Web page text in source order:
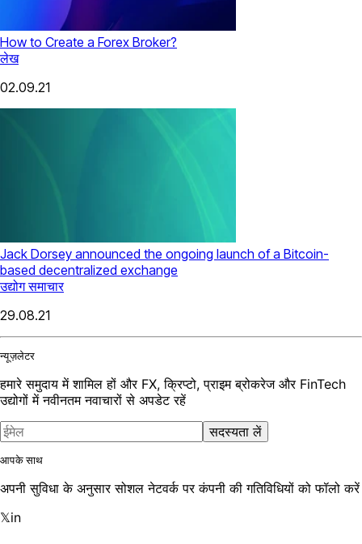
How to Create a Forex Broker?
लेख
02.09.21
Jack Dorsey announced the ongoing launch of a Bitcoin-
based decentralized exchange
उद्योग समाचार
29.08.21
न्यूज़लेटर
हमारे समुदाय में शामिल हों और FX, क्रिप्टो, प्राइम ब्रोकरेज और FinTech
उद्योगों में नवीनतम नवाचारों से अपडेट रहें
सदस्यता लें
आपके साथ
अपनी सुविधा के अनुसार सोशल नेटवर्क पर कंपनी की गतिविधियों को फॉलो करें
𝕏in